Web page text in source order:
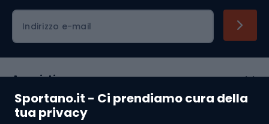
Sportano.it - Ci prendiamo cura della
tua privacy
Indirizzo e-mail
Acquisti
Servizio clienti